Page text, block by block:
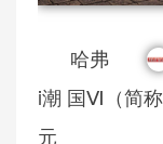
哈弗
i潮 国Ⅵ（简
元